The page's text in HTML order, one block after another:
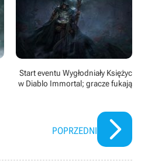
Start eventu Wygłodniały Księżyc
w Diablo Immortal; gracze fukają
POPRZEDNI